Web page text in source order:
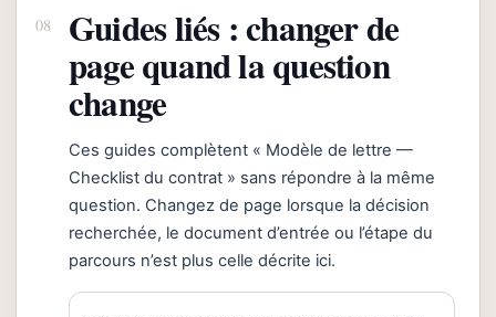
Guides liés : changer de
page quand la question
change
Ces guides complètent « Modèle de lettre —
Checklist du contrat » sans répondre à la même
question. Changez de page lorsque la décision
recherchée, le document d’entrée ou l’étape du
parcours n’est plus celle décrite ici.